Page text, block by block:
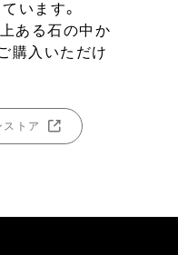
います。
ある石の中か
購入いただけ
ストア